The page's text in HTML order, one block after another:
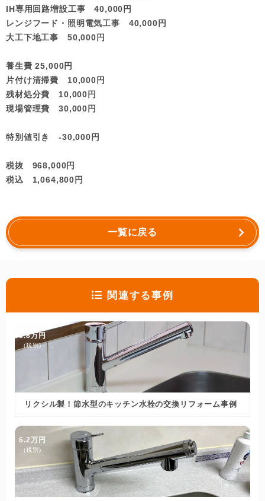
IH専用回路増設工事 40,000円
レンジフード・照明電気工事 40,000円
大工下地工事 50,000円
養生費 25,000円
片付け清掃費 10,000円
残材処分費 10,000円
現場管理費 30,000円
特別値引き -30,000円
税抜 968,000円
税込 1,064,800円
一覧に戻る
関連する事例
3.8万円
(税別)
リクシル製！節水型のキッチン水栓の交換リフォーム事例
6.2万円
(税別)